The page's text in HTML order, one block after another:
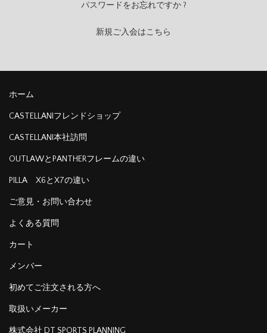
パスワードをお忘れですか ?
新規ご入会はこちら
ホーム
CASTELLANIフレンドショップ
CASTELLANI本社訪問
OUTLAWとPANTHERフレームの違い
PILLA X6とX7の違い
ご意見・お問い合わせ
よくある質問
カート
メンバー
初めてご注文される方へ
取扱いメーカー
株式会社 DT SPORTS PLANNING